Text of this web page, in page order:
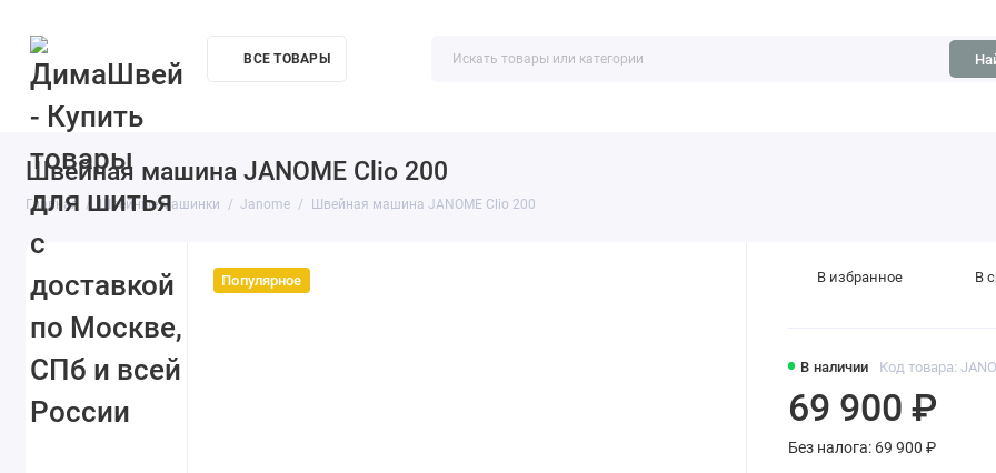
ВСЕ ТОВАРЫ
Акции О компании
Швейная машина JANOME Clio 200
Главная Швейные машинки Janome Швейная машина JANOME Clio 200
Популярное
В наличии Код товара:
69 900 ₽
Без налога: 69 900 ₽
В избранное В